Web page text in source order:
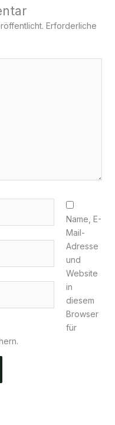
Erforderliche
Name, E-
Mail-
Adresse
und
Website
in
diesem
Browser
für